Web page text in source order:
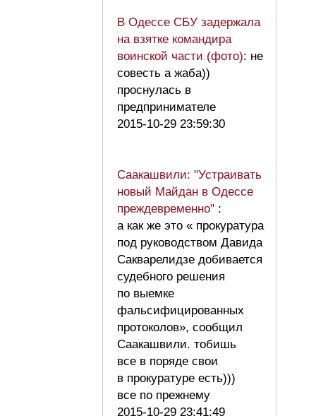
В Одессе СБУ задержала
на взятке командира
воинской части (фото): не
совесть а жаба))
проснулась в
предпринимателе
2015-10-29 23:59:30
Саакашвили: "Устраивать
новый Майдан в Одессе
преждевременно" :
а как же это « прокуратура
под руководством Давида
Сакварелидзе добивается
судебного решения
по выемке
фальсифицированных
протоколов», сообщил
Саакашвили. тобишь
все в поряде свои
в прокуратуре есть)))
все по прежнему
2015-10-29 23:41:49